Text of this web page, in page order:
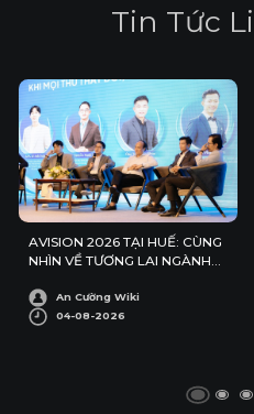
Tin Tức Li
AVISION 2026 TẠI HUẾ: CÙNG
NHÌN VỀ TƯƠNG LAI NGÀNH
An Cường Wiki
04-08-2026